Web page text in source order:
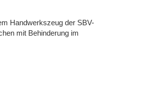
Handwerkszeug der SBV-
mit Behinderung im